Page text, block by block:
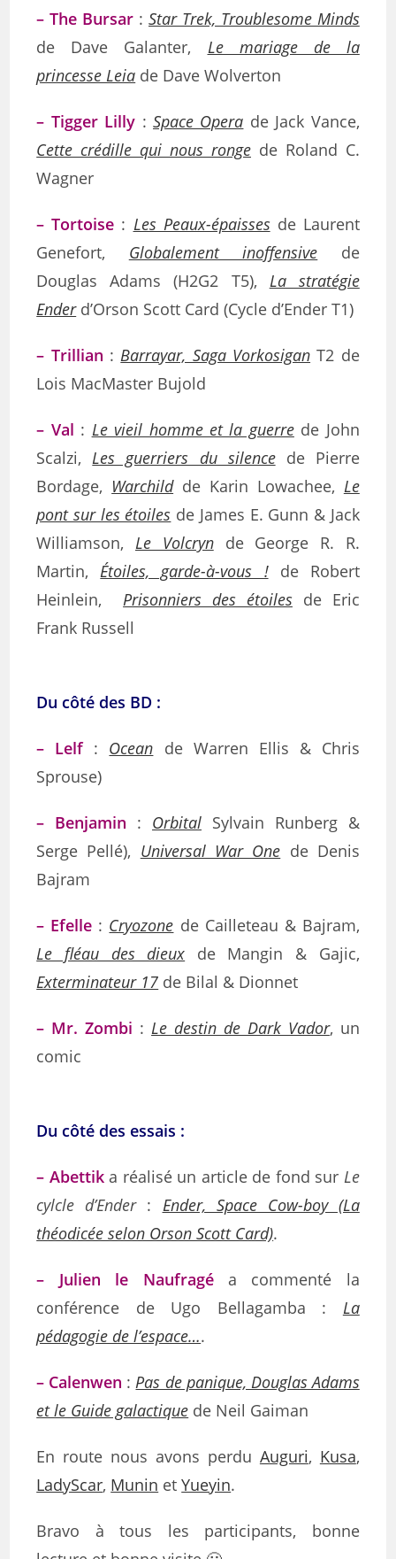
– The Bursar : Star Trek, Troublesome Minds
de Dave Galanter, Le mariage de la
princesse Leia de Dave Wolverton
– Tigger Lilly :Space Opera de Jack Vance,
Cette crédille qui nous rongede Roland C.
Wagner
– Tortoise : Les Peaux-épaissesde Laurent
Genefort, Globalement inoffensive de
Douglas Adams (H2G2 T5), La stratégie
Enderd’Orson Scott Card (Cycle d’Ender T1)
– Trillian :Barrayar, Saga Vorkosigan T2 de
Lois MacMaster Bujold
– Val : Le vieil homme et la guerrede John
Scalzi,Les guerriers du silencede Pierre
Bordage, Warchildde Karin Lowachee, Le
pont sur les étoiles de James E. Gunn & Jack
Williamson, Le Volcrynde George R. R.
Martin,Étoiles, garde-à-vous !de Robert
Heinlein,Prisonniers des étoilesde Eric
Frank Russell
Du côté des BD :
– Lelf : Ocean de Warren Ellis & Chris
Sprouse)
– Benjamin : Orbital Sylvain Runberg &
Serge Pellé), Universal War One de Denis
Bajram
– Efelle : Cryozone de Cailleteau & Bajram,
Le fléau des dieux de Mangin & Gajic,
Exterminateur 17 de Bilal & Dionnet
– Mr. Zombi :Le destin de Dark Vador, un
comic
Du côté des essais :
– Abettika réalisé un article de fond sur Le
cylcle d’Ender: Ender, Space Cow-boy (La
théodicée selon Orson Scott Card).
– Julien le Naufragéa commenté la
conférence de Ugo Bellagamba : La
pédagogie de l’espace….
– Calenwen :Pas de panique, Douglas Adams
et le Guide galactique de Neil Gaiman
En route nous avons perdu Auguri, Kusa,
LadyScar, Munin etYueyin.
Bravo à tous les participants, bonne